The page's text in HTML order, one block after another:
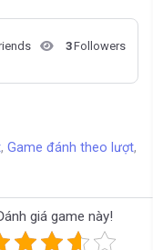
3Followers
, Game đánh theo lượt,
cửa*
giá game này!